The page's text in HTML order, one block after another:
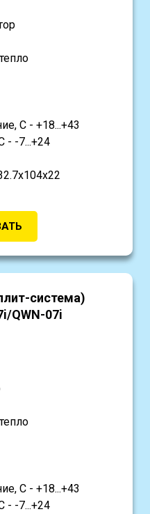
С - +18...+43
- -7...+24
система)
QWN-07i
С - +18...+43
- -7...+24